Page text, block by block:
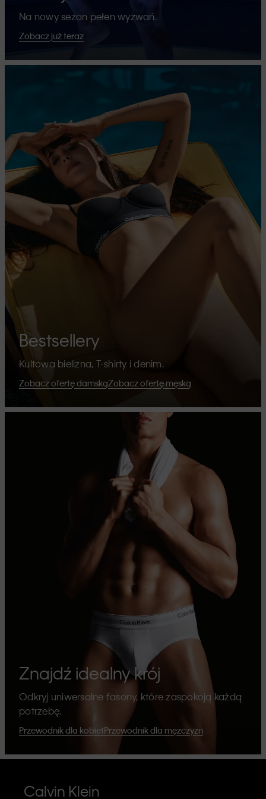
Na nowy sezon pełen wyzwań.
Zobacz już teraz
Bestsellery
Kultowa bielizna, T-shirty i denim.
Zobacz ofertę damskąZobacz ofertę męską
Znajdź idealny krój
Odkryj uniwersalne fasony, które zaspokoją każdą
potrzebę.
Przewodnik dla kobietPrzewodnik dla mężczyzn
Calvin Klein